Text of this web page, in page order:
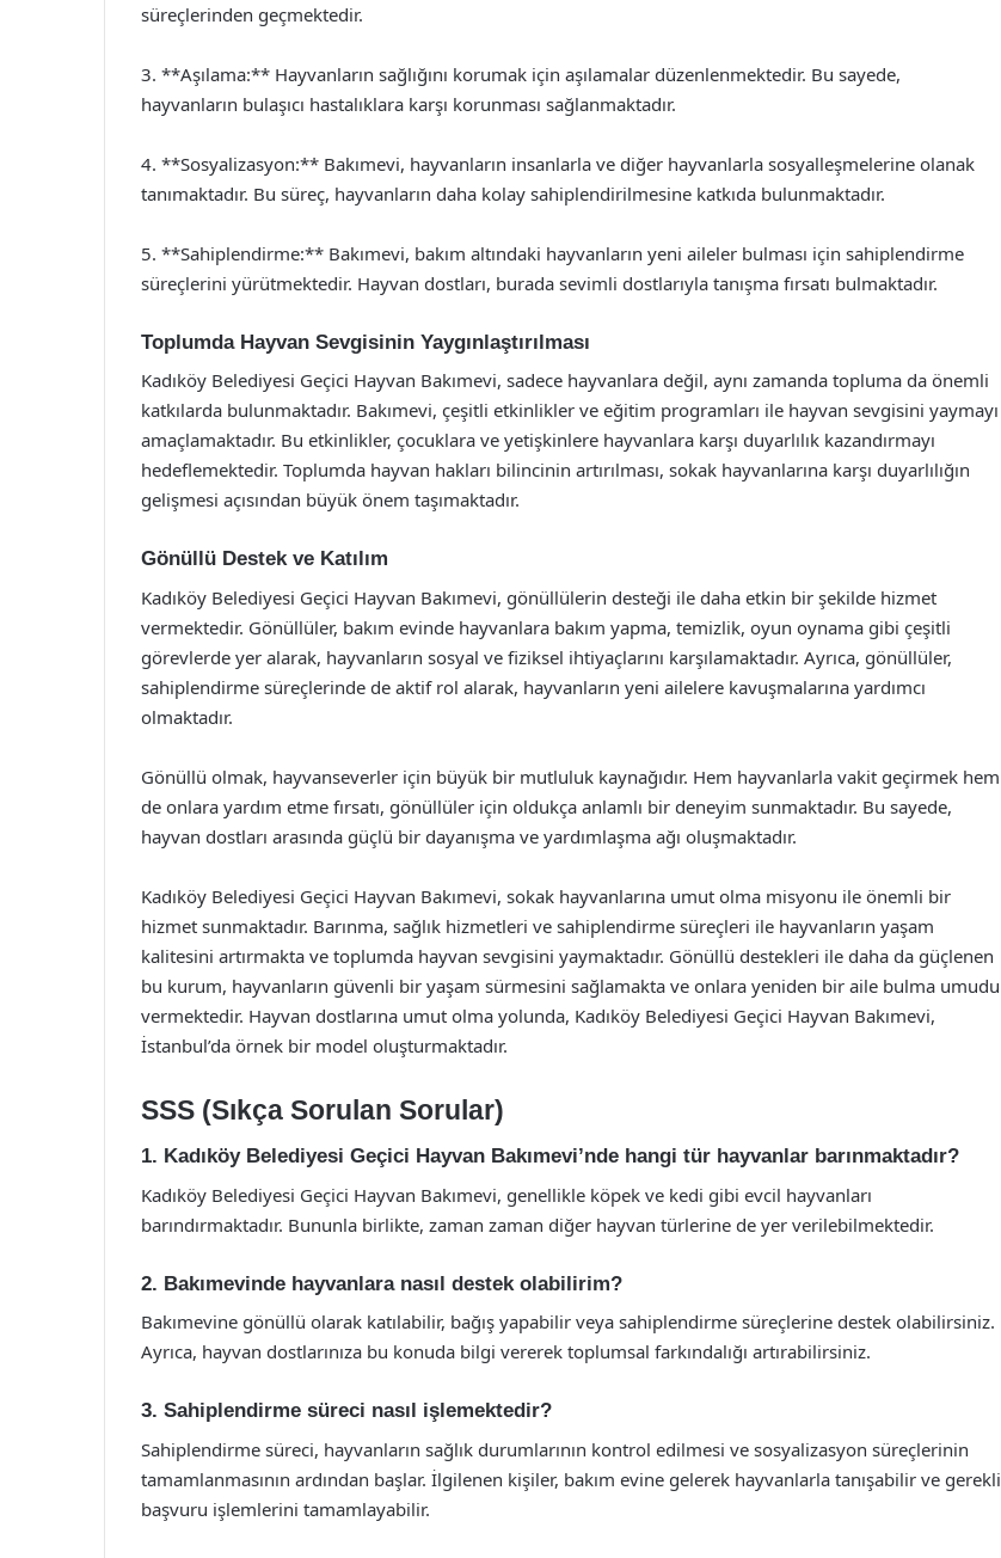
süreçlerinden geçmektedir.
3. **Aşılama:** Hayvanların sağlığını korumak için aşılamalar düzenlenmektedir. Bu sayede,
hayvanların bulaşıcı hastalıklara karşı korunması sağlanmaktadır.
4. **Sosyalizasyon:** Bakımevi, hayvanların insanlarla ve diğer hayvanlarla sosyalleşmelerine olanak
tanımaktadır. Bu süreç, hayvanların daha kolay sahiplendirilmesine katkıda bulunmaktadır.
5. **Sahiplendirme:** Bakımevi, bakım altındaki hayvanların yeni aileler bulması için sahiplendirme
süreçlerini yürütmektedir. Hayvan dostları, burada sevimli dostlarıyla tanışma fırsatı bulmaktadır.
Toplumda Hayvan Sevgisinin Yaygınlaştırılması
Kadıköy Belediyesi Geçici Hayvan Bakımevi, sadece hayvanlara değil, aynı zamanda topluma da önemli
katkılarda bulunmaktadır. Bakımevi, çeşitli etkinlikler ve eğitim programları ile hayvan sevgisini yaymayı
amaçlamaktadır. Bu etkinlikler, çocuklara ve yetişkinlere hayvanlara karşı duyarlılık kazandırmayı
hedeflemektedir. Toplumda hayvan hakları bilincinin artırılması, sokak hayvanlarına karşı duyarlılığın
gelişmesi açısından büyük önem taşımaktadır.
Gönüllü Destek ve Katılım
Kadıköy Belediyesi Geçici Hayvan Bakımevi, gönüllülerin desteği ile daha etkin bir şekilde hizmet
vermektedir. Gönüllüler, bakım evinde hayvanlara bakım yapma, temizlik, oyun oynama gibi çeşitli
görevlerde yer alarak, hayvanların sosyal ve fiziksel ihtiyaçlarını karşılamaktadır. Ayrıca, gönüllüler,
sahiplendirme süreçlerinde de aktif rol alarak, hayvanların yeni ailelere kavuşmalarına yardımcı
olmaktadır.
Gönüllü olmak, hayvanseverler için büyük bir mutluluk kaynağıdır. Hem hayvanlarla vakit geçirmek hem
de onlara yardım etme fırsatı, gönüllüler için oldukça anlamlı bir deneyim sunmaktadır. Bu sayede,
hayvan dostları arasında güçlü bir dayanışma ve yardımlaşma ağı oluşmaktadır.
Kadıköy Belediyesi Geçici Hayvan Bakımevi, sokak hayvanlarına umut olma misyonu ile önemli bir
hizmet sunmaktadır. Barınma, sağlık hizmetleri ve sahiplendirme süreçleri ile hayvanların yaşam
kalitesini artırmakta ve toplumda hayvan sevgisini yaymaktadır. Gönüllü destekleri ile daha da güçlenen
bu kurum, hayvanların güvenli bir yaşam sürmesini sağlamakta ve onlara yeniden bir aile bulma umudu
vermektedir. Hayvan dostlarına umut olma yolunda, Kadıköy Belediyesi Geçici Hayvan Bakımevi,
İstanbul’da örnek bir model oluşturmaktadır.
SSS (Sıkça Sorulan Sorular)
1. Kadıköy Belediyesi Geçici Hayvan Bakımevi’nde hangi tür hayvanlar barınmaktadır?
Kadıköy Belediyesi Geçici Hayvan Bakımevi, genellikle köpek ve kedi gibi evcil hayvanları
barındırmaktadır. Bununla birlikte, zaman zaman diğer hayvan türlerine de yer verilebilmektedir.
2. Bakımevinde hayvanlara nasıl destek olabilirim?
Bakımevine gönüllü olarak katılabilir, bağış yapabilir veya sahiplendirme süreçlerine destek olabilirsiniz.
Ayrıca, hayvan dostlarınıza bu konuda bilgi vererek toplumsal farkındalığı artırabilirsiniz.
3. Sahiplendirme süreci nasıl işlemektedir?
Sahiplendirme süreci, hayvanların sağlık durumlarının kontrol edilmesi ve sosyalizasyon süreçlerinin
tamamlanmasının ardından başlar. İlgilenen kişiler, bakım evine gelerek hayvanlarla tanışabilir ve gerekli
başvuru işlemlerini tamamlayabilir.